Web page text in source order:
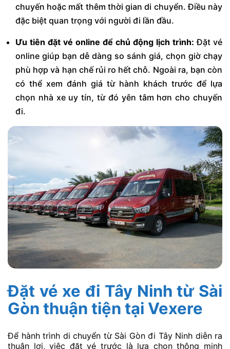
chuyến hoặc mất thêm thời gian di chuyển. Điều này
đặc biệt quan trọng với người đi lần đầu.
Ưu tiên đặt vé online để chủ động lịch trình:Đặt vé
online giúp bạn dễ dàng so sánh giá, chọn giờ chạy
phù hợp và hạn chế rủi ro hết chỗ. Ngoài ra, bạn còn
có thể xem đánh giá từ hành khách trước để lựa
chọn nhà xe uy tín, từ đó yên tâm hơn cho chuyến
đi.
Đặt vé xe đi Tây Ninh từ Sài
Gòn thuận tiện tại Vexere
Để hành trình di chuyển từ Sài Gòn đi Tây Ninh diễn ra
thuận lợi, việc đặt vé trước là lựa chọn thông minh